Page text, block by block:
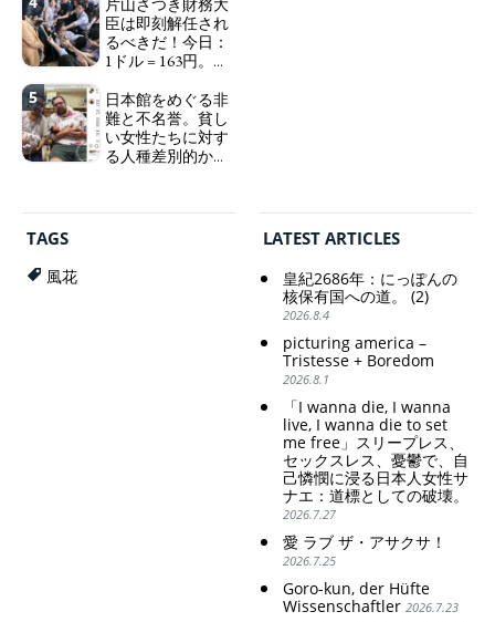
set me free" - Sanae, a
Japanese woman who is
sleepless, sexless, depressive
and wallowing in self-
guidepost.
Becoming a Nuclear
Power. (2)
臣は即刻解任され
るべきだ！今日：
1ドル = 163円。に
自分の円を吸って
いる。高市早苗首
相「円安で外為特
会ホクホク」 為
5
日本館をめぐる非
難と不名誉。貧し
い女性たちに対す
る人種差別的かつ
TAGS
風花
LATEST ARTICLES
皇紀2686年：にっぽんの
核保有国への道。 (2)
2026.8.4
picturing america –
Tristesse + Boredom
2026.8.1
「I wanna die, I wanna
live, I wanna die to set
me free」スリープレス、
セックスレス、憂鬱で、自
己憐憫に浸る日本人女性サ
ナエ：道標としての破壊。
2026.7.27
愛 ラブ ザ・アサクサ！
2026.7.25
Goro-kun, der Hüfte
Wissenschaftler 2026.7.23